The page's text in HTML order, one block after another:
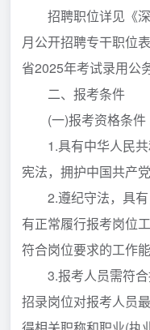
招聘职位详见《深
月公开招聘专干职位
省2025年考试录用公
二、报考条件
(一)报考资格条件
1.具有中华人民共
宪法，拥护中国共产
2.遵纪守法，具有
有正常履行报考岗位
符合岗位要求的工作能
3.报考人员需符合
招录岗位对报考人员